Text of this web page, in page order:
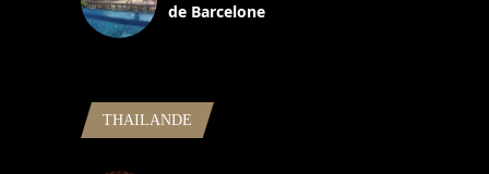
de Barcelone
THAILANDE